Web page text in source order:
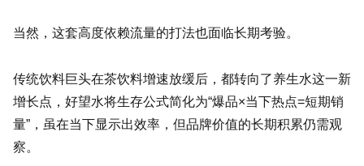
当然，这套高度依赖流量的打法也面临长期考验。
传统饮料巨头在茶饮料增速放缓后，都转向了养生水这一新
增长点，好望水将生存公式简化为“爆品×当下热点=短期销
量”，虽在当下显示出效率，但品牌价值的长期积累仍需观
察。